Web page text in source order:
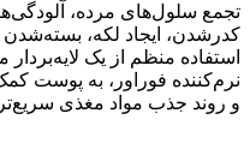
تجمع سلول‌های مرده،
کدرشدن، ایجاد لکه،
استفاده منظم از یک لایه‌بردار
نرم‌کننده فوراور، به پوست
و روند جذب مواد مغذی